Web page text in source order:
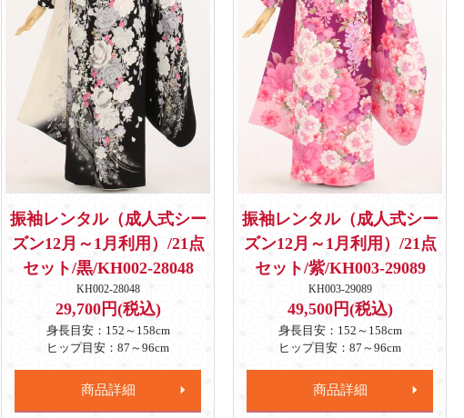
振袖レンタル（成人式シー
ズン12月～1月利用）/21点
セット/黒/KH002-28048
KH002-28048
29,700円(税込)
身長目安：152～158cm
ヒップ目安：87～96cm
商品詳細
振袖レンタル（成人式シー
ズン12月～1月利用）/21点
セット/紫/KH003-29089
KH003-29089
49,500円(税込)
身長目安：152～158cm
ヒップ目安：87～96cm
商品詳細